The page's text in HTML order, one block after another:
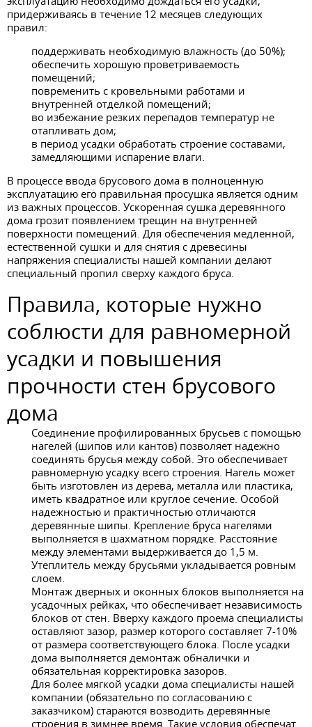
придерживаясь в течение 12 месяцев следующих
правил:
поддерживать необходимую влажность (до 50%);
обеспечить хорошую проветриваемость
помещений;
повременить с кровельными работами и
внутренней отделкой помещений;
во избежание резких перепадов температур не
отапливать дом;
в период усадки обработать строение составами,
замедляющими испарение влаги.
В процессе ввода брусового дома в полноценную
эксплуатацию его правильная просушка является одним
из важных процессов. Ускоренная сушка деревянного
дома грозит появлением трещин на внутренней
поверхности помещений. Для обеспечения медленной,
естественной сушки и для снятия с древесины
напряжения специалисты нашей компании делают
специальный пропил сверху каждого бруса.
Правила, которые нужно
соблюсти для равномерной
усадки и повышения
прочности стен брусового
дома
Соединение профилированных брусьев с помощью
нагелей (шипов или кантов) позволяет надежно
соединять брусья между собой. Это обеспечивает
равномерную усадку всего строения. Нагель может
быть изготовлен из дерева, металла или пластика,
иметь квадратное или круглое сечение. Особой
надежностью и практичностью отличаются
деревянные шипы. Крепление бруса нагелями
выполняется в шахматном порядке. Расстояние
между элементами выдерживается до 1,5 м.
Утеплитель между брусьями укладывается ровным
слоем.
Монтаж дверных и оконных блоков выполняется на
усадочных рейках, что обеспечивает независимость
блоков от стен. Вверху каждого проема специалисты
оставляют зазор, размер которого составляет 7-10%
от размера соответствующего блока. После усадки
дома выполняется демонтаж обналички и
обязательная корректировка зазоров.
Для более мягкой усадки дома специалисты нашей
компании (обязательно по согласованию с
заказчиком) стараются возводить деревянные
строения в зимнее время. Такие условия обеспечат